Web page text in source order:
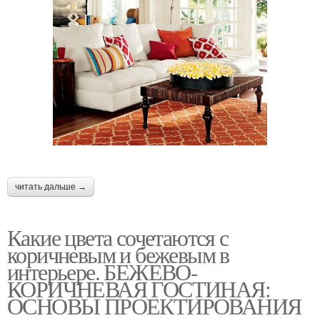
читать дальше →
Какие цвета сочетаются с
коричневым и бежевым в
интерьере. БЕЖЕВО-
КОРИЧНЕВАЯ ГОСТИНАЯ:
ОСНОВЫ ПРОЕКТИРОВАНИЯ